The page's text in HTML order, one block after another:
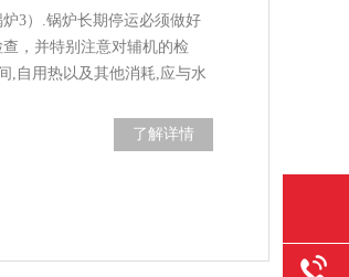
3）.锅炉长期停运必须做好
，并特别注意对辅机的检
,自用热以及其他消耗,应与水
了解详情